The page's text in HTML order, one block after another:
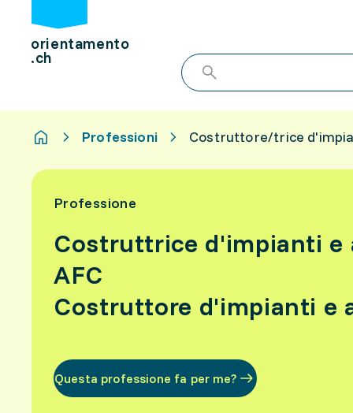
orientamento
.ch
Professioni Costruttore/trice
Professione
Costruttrice d'impianti e
AFC
Costruttore d'impianti e
Questa professione fa per me?